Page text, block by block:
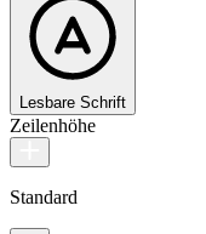
Lesbare Schrift
Zeilenhöhe
Standard